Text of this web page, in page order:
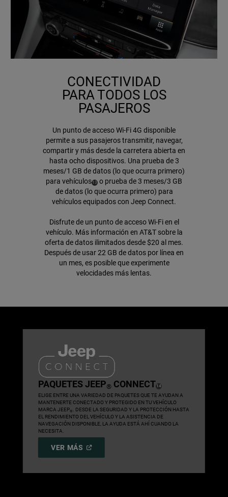
CONECTIVIDAD
PARA TODOS LOS
PASAJEROS
Un punto de acceso Wi-Fi 4G disponible
permite a sus pasajeros transmitir, navegar,
compartir y más desde la carretera abierta en
hasta ocho dispositivos. Una prueba de 3
meses/1 GB de datos (lo que ocurra primero)
para vehículos( Disclosure
13) o prueba de 3 meses/3 GB
de datos (lo que ocurra primero) para
vehículos equipados con Jeep Connect.
Disfrute de un punto de acceso Wi-Fi en el
vehículo. Más información en AT&Tsobre la
oferta de datos ilimitados desde $20 al mes.
Después de usar 22 GB de datos por línea en
un mes, es posible que experimente
velocidades más lentas.
,PAQUETES JEEP® CONNECT( DISCLOSURE
14)
,ELIGE ENTRE UNA VARIEDAD DE PAQUETES QUE TE AYUDAN A
MANTENERTE CONECTADO Y PROTEGIDO EN TU VEHÍCULO
MARCA JEEP®
. DESDE LA SEGURIDAD Y LA PROTECCIÓN HASTA
EL RENDIMIENTO DEL VEHÍCULO Y LA ASISTENCIA DE
NAVEGACIÓN DISPONIBLE, LA AYUDA ESTÁ AHÍ CUANDO LA
NECESITA.
,
VER MÁS OPEN
WINDOW)